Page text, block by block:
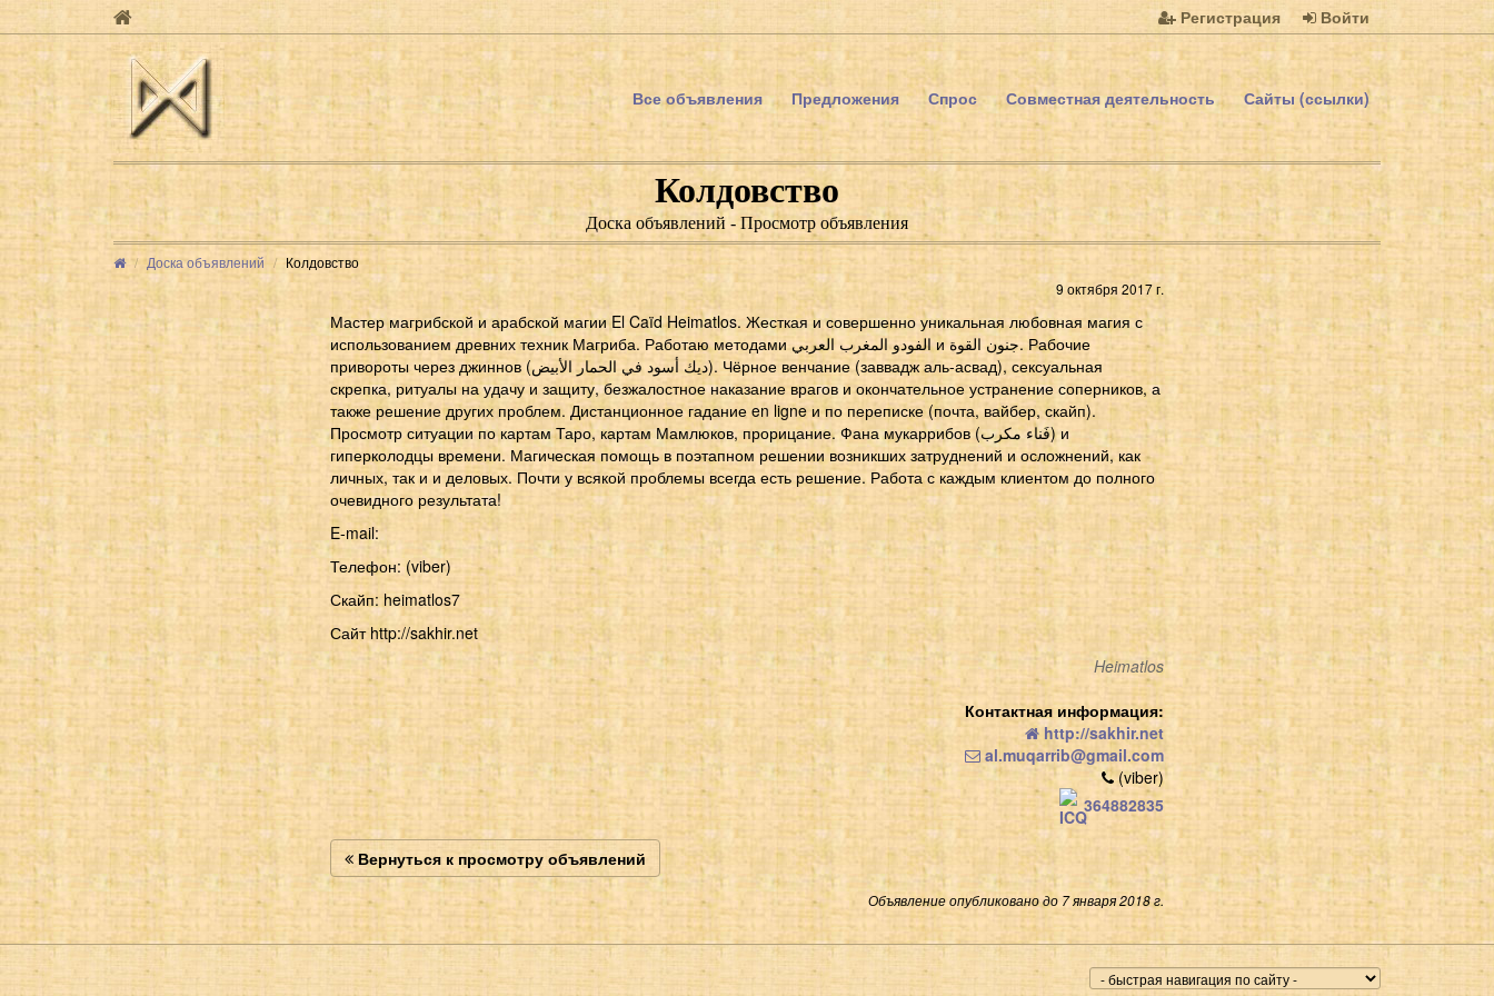
Регистрация Войти
Все объявления Предложения Спрос Совместная деятельность Сайты (ссылки)
Колдовство
Доска объявлений - Просмотр объявления
Доска объявлений
Колдовство
9 октября 2017 г.
Мастер магрибской и арабской магии El Caïd Heimatlos. Жесткая и совершенно уникальная любовная магия с
использованием древних техник Магриба. Работаю методами الفودو المغرب العربي и جنون القوة. Рабочие
привороты через джиннов (ديك أسود في الحمار الأبيض). Чёрное венчание (заввадж аль-асвад), сексуальная
скрепка, ритуалы на удачу и защиту, безжалостное наказание врагов и окончательное устранение соперников, а
также решение других проблем. Дистанционное гадание en ligne и по переписке (почта, вайбер, скайп).
Просмотр ситуации по картам Таро, картам Мамлюков, прорицание. Фана мукаррибов (فَناء مكرب) и
гиперколодцы времени. Магическая помощь в поэтапном решении возникших затруднений и осложнений, как
личных, так и и деловых. Почти у всякой проблемы всегда есть решение. Работа с каждым клиентом до полного
очевидного результата!
E-mail:
Телефон: (viber)
Скайп: heimatlos7
Сайт http://sakhir.net
Heimatlos
Контактная информация:
http://sakhir.net
al.muqarrib@gmail.com
(viber)
364882835
Вернуться к просмотру объявлений
Объявление опубликовано до 7 января 2018 г.